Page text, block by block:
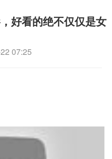
好看的绝不仅仅是女
07:25